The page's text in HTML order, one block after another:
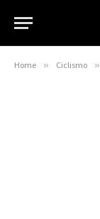
Home » Ciclismo »